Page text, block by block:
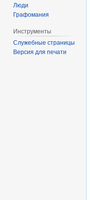
Люди
Графомания
Инструменты
Служебные страницы
Версия для печати